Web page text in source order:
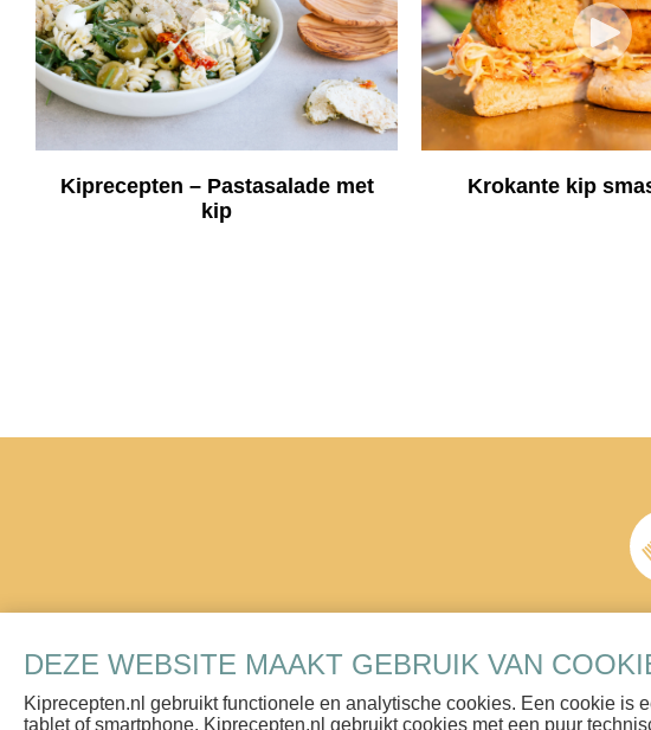
Kiprecepten – Pastasalade met
kip
Krokante kip
Herkomst van ons vlees Voorwaarden
DEZE WEBSITE MAAKT GEBRUIK VAN
Kiprecepten.nl gebruikt functionele en analytische cookies. Een cookie is
tablet of smartphone. Kiprecepten.nl gebruikt cookies met een puur